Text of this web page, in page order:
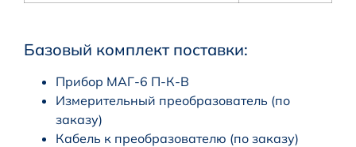
Базовый комплект поставки:
Прибор МАГ-6 П-К-В
Измерительный преобразователь (по
заказу)
Кабель к преобразователю (по заказу)